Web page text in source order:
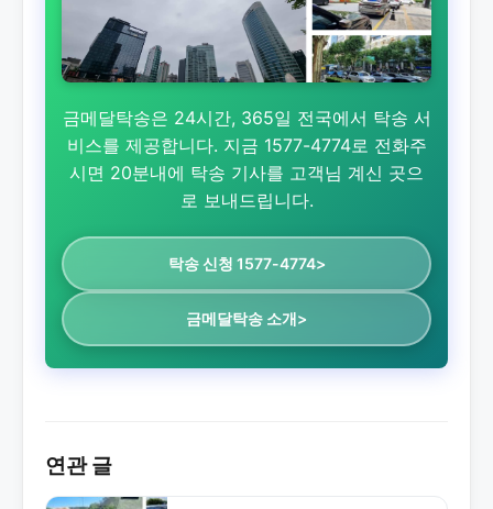
금메달탁송은 24시간, 365일 전국에서 탁송 서
비스를 제공합니다. 지금 1577-4774로 전화주
시면 20분내에 탁송 기사를 고객님 계신 곳으
로 보내드립니다.
탁송 신청 1577-4774>
금메달탁송 소개>
연관 글